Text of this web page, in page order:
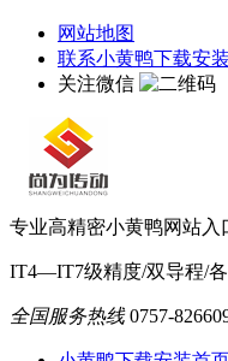
网站地图
联系小黄鸭下载安装
关注微信
专业高精密小黄鸭网站入
IT4—IT7级精度/双导程/
全国服务热线 0757-